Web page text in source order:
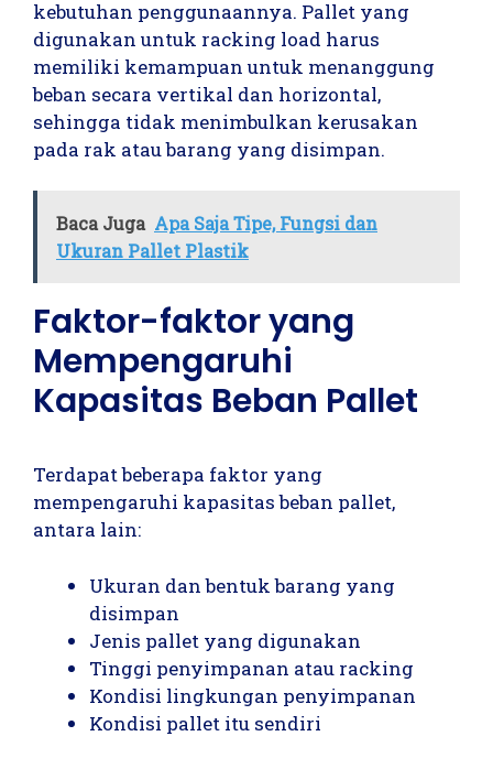
kebutuhan penggunaannya. Pallet yang
digunakan untuk racking load harus
memiliki kemampuan untuk menanggung
beban secara vertikal dan horizontal,
sehingga tidak menimbulkan kerusakan
pada rak atau barang yang disimpan.
Baca Juga Apa Saja Tipe, Fungsi dan
Ukuran Pallet Plastik
Faktor-faktor yang
Mempengaruhi
Kapasitas Beban Pallet
Terdapat beberapa faktor yang
mempengaruhi kapasitas beban pallet,
antara lain:
Ukuran dan bentuk barang yang
disimpan
Jenis pallet yang digunakan
Tinggi penyimpanan atau racking
Kondisi lingkungan penyimpanan
Kondisi pallet itu sendiri